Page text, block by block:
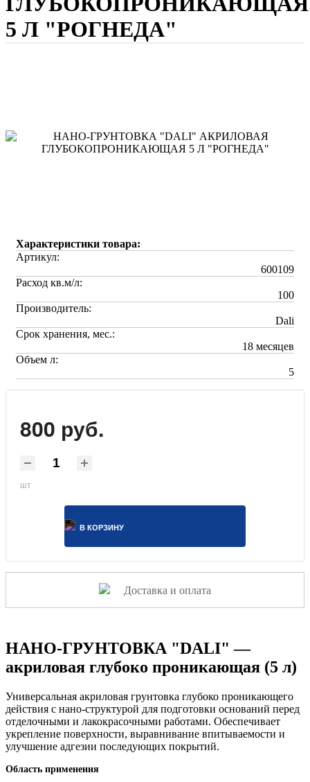
5 Л "РОГНЕДА"
Характеристики товара:
Артикул:
600109
Расход кв.м/л:
100
Производитель:
Dali
Срок хранения, мес.:
18 месяцев
Объем л:
5
800 руб.
шт
В КОРЗИНУ
Доставка и оплата
НАНО-ГРУНТОВКА "DALI" —
акриловая глубоко проникающая (5 л)
Универсальная акриловая грунтовка глубоко проникающего
действия с нано-структурой для подготовки оснований перед
отделочными и лакокрасочными работами. Обеспечивает
укрепление поверхности, выравнивание впитываемости и
улучшение адгезии последующих покрытий.
Область применения